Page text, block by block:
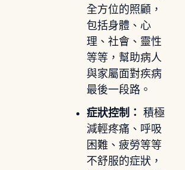
全方位的照顧，
包括身體、心
理、社會、靈性
等等，幫助病人
與家屬面對疾病
最後一段路。
症狀控制： 積極
減輕疼痛、呼吸
困難、疲勞等等
不舒服的症狀，